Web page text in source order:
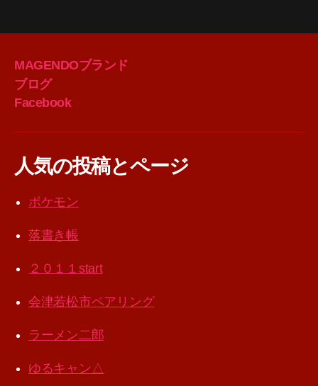
MAGENDOブランド
ブログ
Facebook
人気の投稿とページ
ポケモン
落書き帳
２０１１start
会津若松市ペアリング
ラーメン二郎
ゆるキャン△